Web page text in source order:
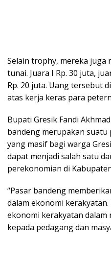
Selain trophy, mereka juga
tunai. Juara I Rp. 30 juta,
Rp. 20 juta. Uang tersebut
atas kerja keras para
Bupati Gresik Fandi
bandeng merupakan
yang masif bagi warga
dapat menjadi salah satu
perekonomian di
“Pasar bandeng
dalam ekonomi
ekonomi kerakyatan
kepada pedagang dan